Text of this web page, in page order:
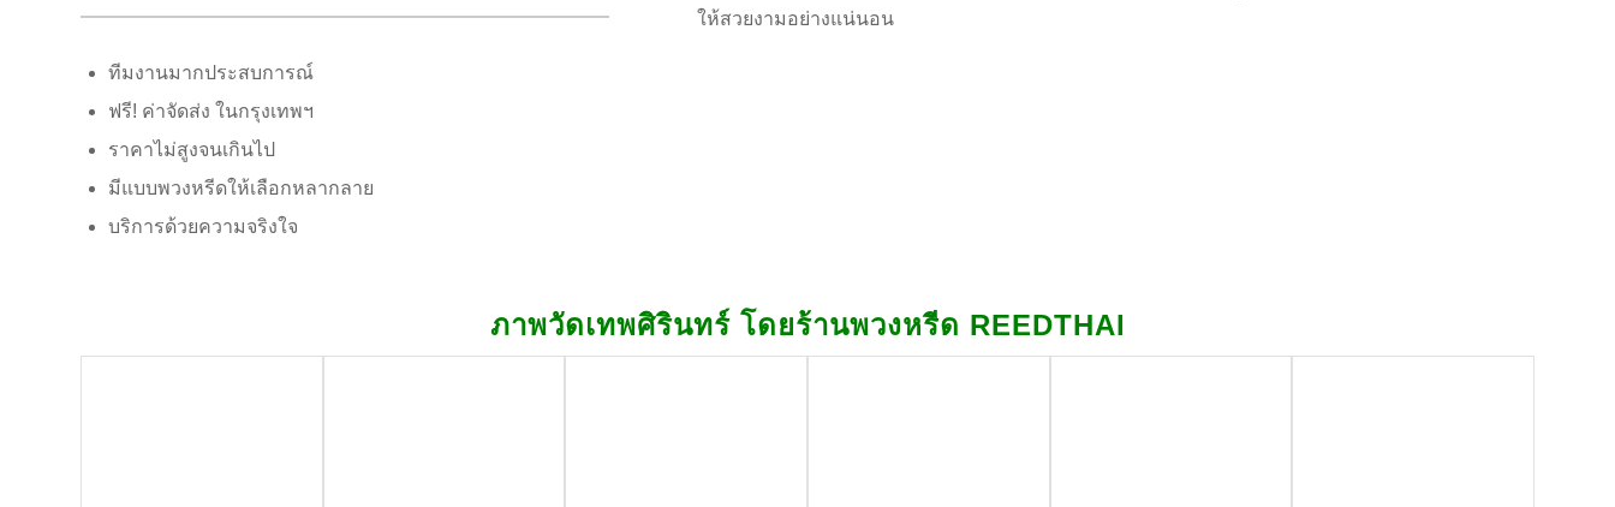
ทีมงานมากประสบการณ์
ฟรี! ค่าจัดส่ง ในกรุงเทพฯ
ราคาไม่สูงจนเกินไป
มีแบบพวงหรีดให้เลือกหลากลาย
บริการด้วยความจริงใจ
ให้สวยงามอย่างแน่นอน
ภาพวัดเทพศิรินทร์ โดยร้านพวงหรีด REEDTHAI